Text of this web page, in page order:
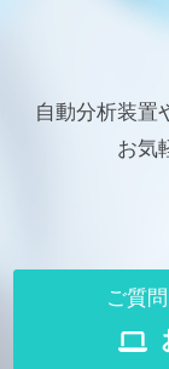
自動分析装置
お気
ご質